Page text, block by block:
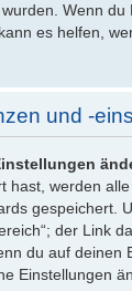
Wenn du
es helfen,
und -
hast, werden
gespeichert.
der Link
du auf deinen
Einstellungen